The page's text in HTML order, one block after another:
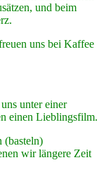
und beim
uns bei Kaffee
unter einer
einen Lieblingsfilm.
(basteln)
wir längere Zeit